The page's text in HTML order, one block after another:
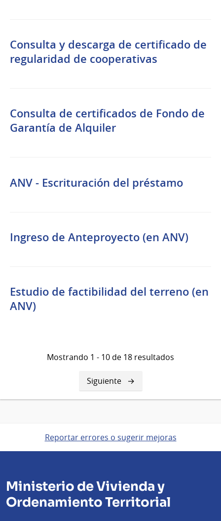
Consulta y descarga de certificado de
regularidad de cooperativas
Consulta de certificados de Fondo de
Garantía de Alquiler
ANV - Escrituración del préstamo
Ingreso de Anteproyecto (en ANV)
Estudio de factibilidad del terreno (en
ANV)
Mostrando 1 - 10 de 18 resultados
Siguiente
página
Siguiente
Reportar errores o sugerir mejoras
Ministerio de Vivienda y
Ordenamiento Territorial